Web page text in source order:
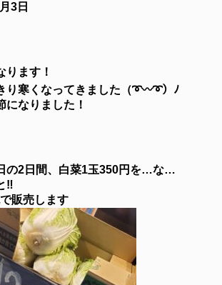
3日
ります！
り寒くなってきました（➰〰➰）ﾉ
になりました！
の2日間、白菜1玉350円を…な…
‼️
販売します